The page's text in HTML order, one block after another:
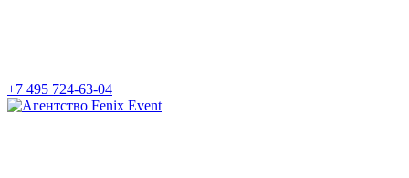
+7 495 724-63-04
Агентство